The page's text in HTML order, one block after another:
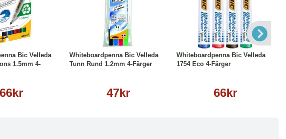
Bic Velleda
1.5mm 4-
66kr
Läs mer
Whiteboardpenna Bic Velleda
Tunn Rund 1.2mm 4-Färger
47kr
Whiteboardpenna Bic Velleda
1754 Eco 4-Färger
66kr
Köp Läs mer